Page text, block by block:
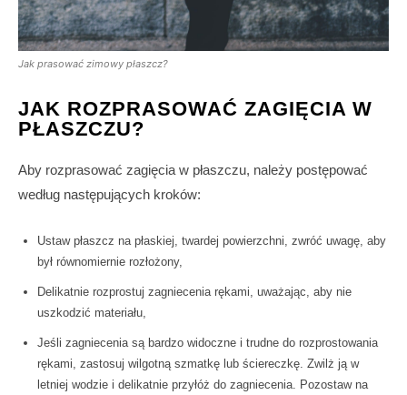
Jak prasować zimowy płaszcz?
JAK ROZPRASOWAĆ ZAGIĘCIA W
PŁASZCZU?
Aby rozprasować zagięcia w płaszczu, należy postępować
według następujących kroków:
Ustaw płaszcz na płaskiej, twardej powierzchni, zwróć uwagę, aby
był równomiernie rozłożony,
Delikatnie rozprostuj zagniecenia rękami, uważając, aby nie
uszkodzić materiału,
Jeśli zagniecenia są bardzo widoczne i trudne do rozprostowania
rękami, zastosuj wilgotną szmatkę lub ściereczkę. Zwilż ją w
letniej wodzie i delikatnie przyłóż do zagniecenia. Pozostaw na